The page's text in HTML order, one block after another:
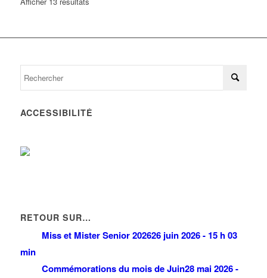
ACCESSIBILITÉ
RETOUR SUR…
Miss et Mister Senior 202626 juin 2026 - 15 h 03
min
Commémorations du mois de Juin28 mai 2026 -